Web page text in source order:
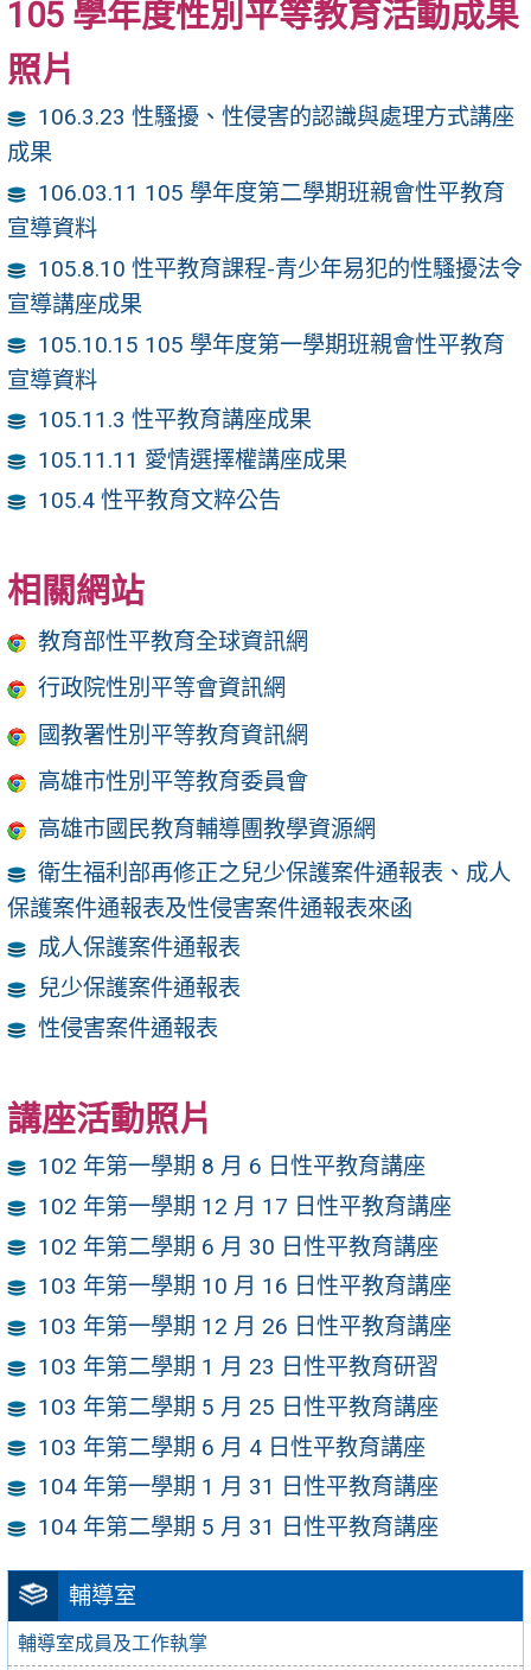
輔導室
輔導室成員及工作執掌
105 學年度性別平等教育活動成果
照片
106.3.23 性騷擾、性侵害的認識與處理方式講座
成果
106.03.11 105 學年度第二學期班親會性平教育
宣導資料
105.8.10 性平教育課程-青少年易犯的性騷擾法令
宣導講座成果
105.10.15 105 學年度第一學期班親會性平教育
宣導資料
105.11.3 性平教育講座成果
105.11.11 愛情選擇權講座成果
105.4 性平教育文粹公告
相關網站
教育部性平教育全球資訊網
行政院性別平等會資訊網
國教署性別平等教育資訊網
高雄市性別平等教育委員會
高雄市國民教育輔導團教學資源網
衛生福利部再修正之兒少保護案件通報表、成人
保護案件通報表及性侵害案件通報表來函
成人保護案件通報表
兒少保護案件通報表
性侵害案件通報表
講座活動照片
102 年第一學期 8 月 6 日性平教育講座
102 年第一學期 12 月 17 日性平教育講座
102 年第二學期 6 月 30 日性平教育講座
103 年第一學期 10 月 16 日性平教育講座
103 年第一學期 12 月 26 日性平教育講座
103 年第二學期 1 月 23 日性平教育研習
103 年第二學期 5 月 25 日性平教育講座
103 年第二學期 6 月 4 日性平教育講座
104 年第一學期 1 月 31 日性平教育講座
104 年第二學期 5 月 31 日性平教育講座